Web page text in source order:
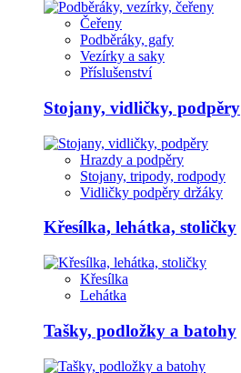
Čeřeny
Podběráky, gafy
Vezírky a saky
Příslušenství
Stojany, vidličky, podpěry
Hrazdy a podpěry
Stojany, tripody, rodpody
Vidličky podpěry držáky
Křesílka, lehátka, stoličky
Křesílka
Lehátka
Tašky, podložky a batohy